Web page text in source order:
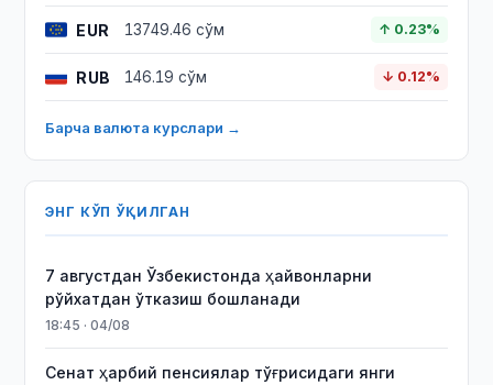
EUR 13749.46 сўм ↑ 0.23%
RUB 146.19 сўм ↓ 0.12%
Барча валюта курслари →
ЭНГ КЎП ЎҚИЛГАН
7 августдан Ўзбекистонда ҳайвонларни
рўйхатдан ўтказиш бошланади
18:45 · 04/08
Сенат ҳарбий пенсиялар тўғрисидаги янги